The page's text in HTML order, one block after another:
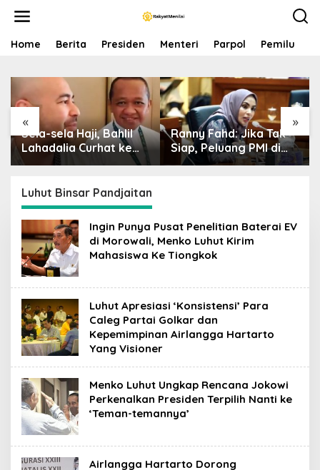
Home Berita Presiden Menteri Parpol Pemilu
« »
Sela-sela Haji, Bahlil
Lahadalia Curhat ke
Raffi Ahmad: Saya
Pencipta Lagu MBG,
Ajak Makan
Ranny Fahd: Jika Tak
Siap, Peluang PMI di
Jepang Bisa Jadi
Luhut Binsar Pandjaitan
Ingin Punya Pusat Penelitian Baterai EV
di Morowali, Menko Luhut Kirim
Mahasiswa Ke Tiongkok
Luhut Apresiasi ‘Konsistensi’ Para
Caleg Partai Golkar dan
Kepemimpinan Airlangga Hartarto
Yang Visioner
Menko Luhut Ungkap Rencana Jokowi
Perkenalkan Presiden Terpilih Nanti ke
‘Teman-temannya’
Airlangga Hartarto Dorong